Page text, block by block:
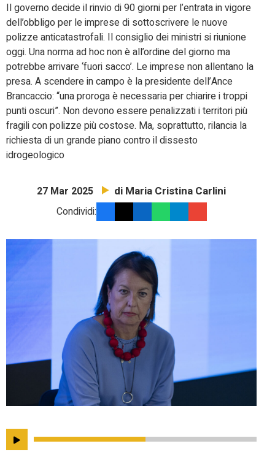
Il governo decide il rinvio di 90 giorni per l’entrata in vigore
dell’obbligo per le imprese di sottoscrivere le nuove
polizze anticatastrofali. Il consiglio dei ministri si riunione
oggi. Una norma ad hoc non è all’ordine del giorno ma
potrebbe arrivare ‘fuori sacco’. Le imprese non allentano la
presa. A scendere in campo è la presidente dell’Ance
Brancaccio: “una proroga è necessaria per chiarire i troppi
punti oscuri”. Non devono essere penalizzati i territori più
fragili con polizze più costose. Ma, soprattutto, rilancia la
richiesta di un grande piano contro il dissesto
idrogeologico
27 Mar 2025 di Maria Cristina Carlini
Condividi: